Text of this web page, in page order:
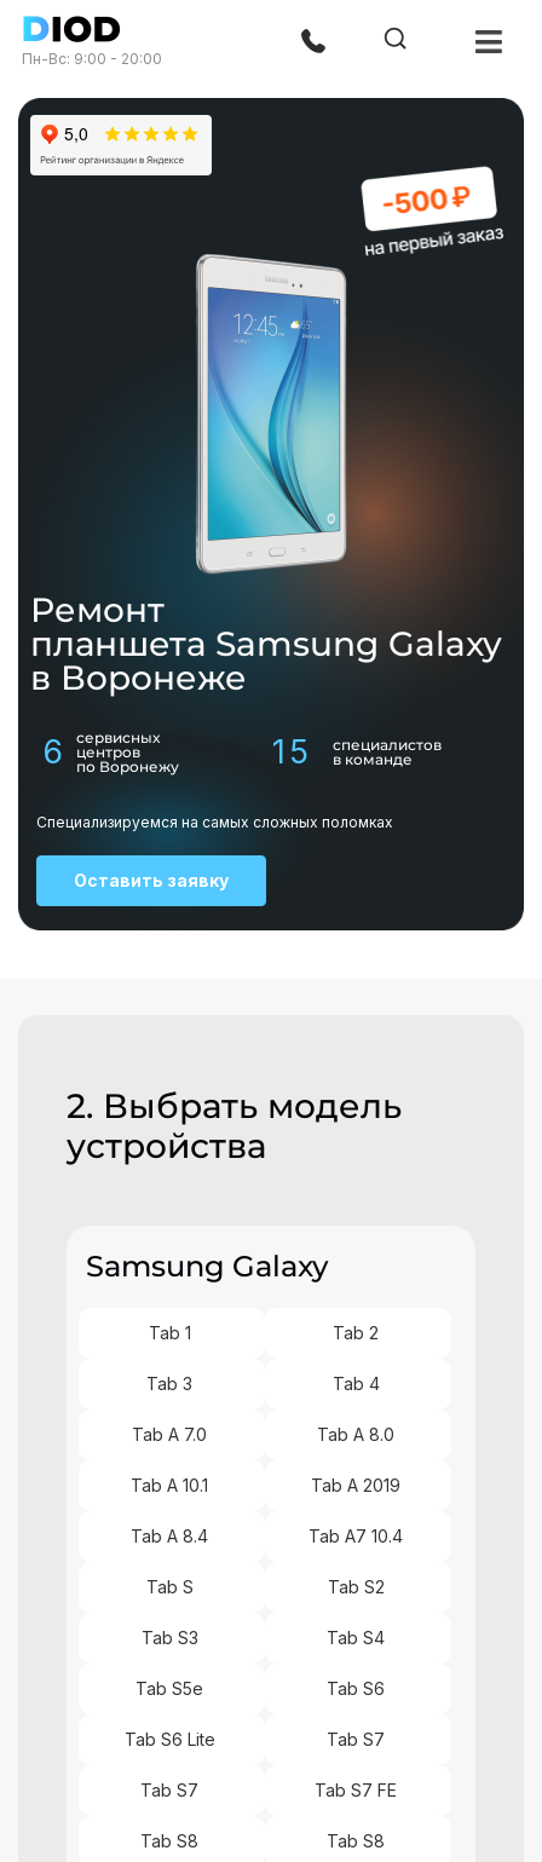
Пн-Вс: 9:00 - 20:00
Ремонт
планшета Samsung Galaxy
в Воронеже
6
сервисных
центров
по Воронежу
15
специалистов
в команде
Специализируемся на самых сложных поломках
Оставить заявку
2. Выбрать модель
устройства
Samsung Galaxy
Tab 1 Tab 2
Tab 3 Tab 4
Tab A 7.0 Tab A 8.0
Tab A 10.1 Tab A 2019
Tab A 8.4 Tab A7 10.4
Tab S Tab S2
Tab S3 Tab S4
Tab S5e Tab S6
Tab S6 Lite Tab S7
Tab S7 Tab S7 FE
Tab S8 Tab S8